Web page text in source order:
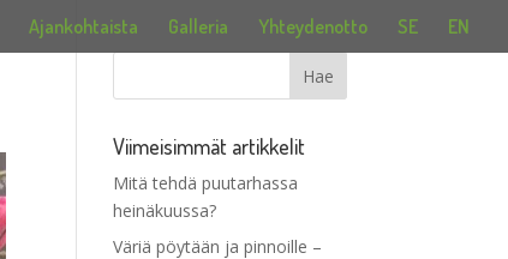
Ajankohtaista Galleria Yhteydenotto SE EN
Viimeisimmät artikkelit
Mitä tehdä puutarhassa
heinäkuussa?
Väriä pöytään ja pinnoille –